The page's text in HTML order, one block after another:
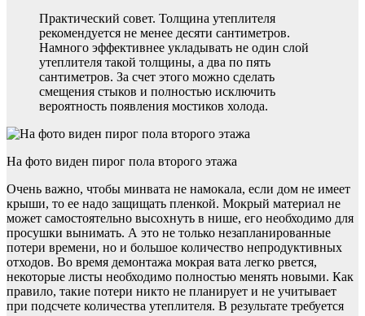
Практический совет. Толщина утеплителя
рекомендуется не менее десяти сантиметров.
Намного эффективнее укладывать не один слой
утеплителя такой толщины, а два по пять
сантиметров. За счет этого можно сделать
смещения стыков и полностью исключить
вероятность появления мостиков холода.
На фото виден пирог пола второго этажа
Очень важно, чтобы минвата не намокала, если дом не имеет
крыши, то ее надо защищать пленкой. Мокрый материал не
может самостоятельно высохнуть в нише, его необходимо для
просушки вынимать. А это не только незапланированные
потери времени, но и большое количество непродуктивных
отходов. Во время демонтажа мокрая вата легко рвется,
некоторые листы необходимо полностью менять новыми. Как
правило, такие потери никто не планирует и не учитывает
при подсчете количества утеплителя. В результате требуется